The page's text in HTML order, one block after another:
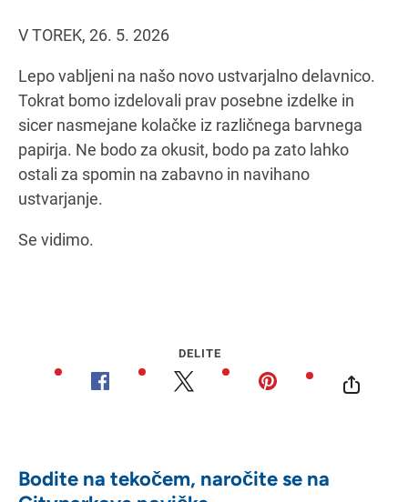
V TOREK, 26. 5. 2026
Lepo vabljeni na našo novo ustvarjalno delavnico.
Tokrat bomo izdelovali prav posebne izdelke in
sicer nasmejane kolačke iz različnega barvnega
papirja. Ne bodo za okusit, bodo pa zato lahko
ostali za spomin na zabavno in navihano
ustvarjanje.
Se vidimo.
DELITE
Bodite na tekočem, naročite se na